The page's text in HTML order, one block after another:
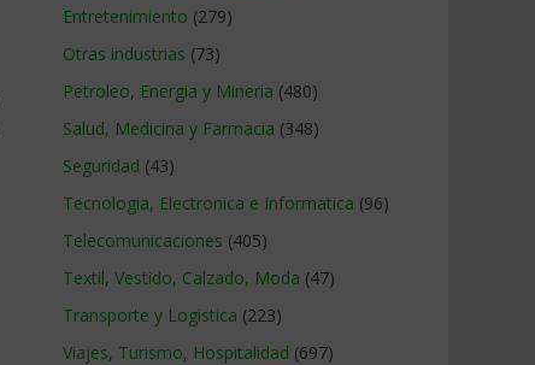
Entretenimiento (279)
Otras industrias (73)
Petroleo, Energia y Mineria (480)
Salud, Medicina y Farmacia (348)
Seguridad (43)
Tecnologia, Electronica e Informatica (96)
Telecomunicaciones (405)
Textil, Vestido, Calzado, Moda (47)
Transporte y Logistica (223)
Viajes, Turismo, Hospitalidad (697)